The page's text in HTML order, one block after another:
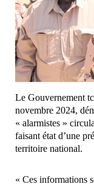
Le Gouvernement
novembre 2024,
« alarmistes »
faisant état d’une
territoire national.
« Ces informations